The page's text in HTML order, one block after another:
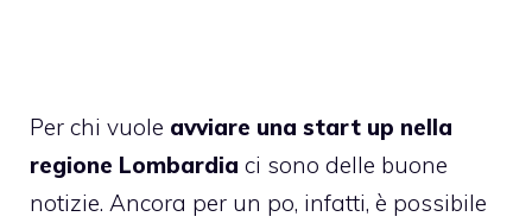
Per chi vuole avviare una start up nella
regione Lombardia ci sono delle buone
notizie. Ancora per un po, infatti, è possibile